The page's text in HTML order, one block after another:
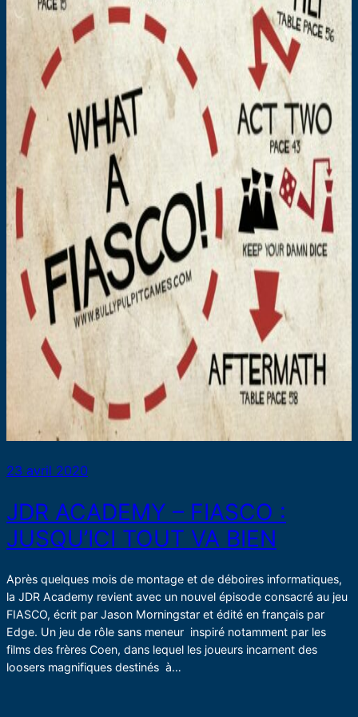
23 avril 2020
JDR ACADEMY – FIASCO :
JUSQU’ICI TOUT VA BIEN
Après quelques mois de montage et de déboires informatiques,
la JDR Academy revient avec un nouvel épisode consacré au jeu
FIASCO, écrit par Jason Morningstar et édité en français par
Edge. Un jeu de rôle sans meneur inspiré notamment par les
films des frères Coen, dans lequel les joueurs incarnent des
loosers magnifiques destinés à…